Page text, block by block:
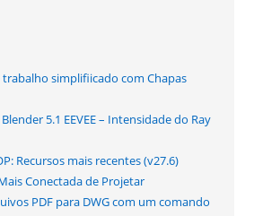
trabalho simplifiicado com Chapas
5.1 EEVEE – Intensidade do Ray
Recursos mais recentes (v27.6)
Conectada de Projetar
PDF para DWG com um comando